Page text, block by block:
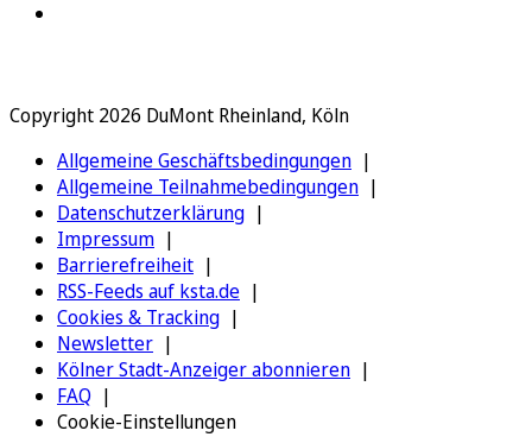
Copyright 2026 DuMont Rheinland, Köln
Allgemeine Geschäftsbedingungen
Allgemeine Teilnahmebedingungen
Datenschutzerklärung
Impressum
Barrierefreiheit
RSS-Feeds auf ksta.de
Cookies & Tracking
Newsletter
Kölner Stadt-Anzeiger abonnieren
FAQ
Cookie-Einstellungen